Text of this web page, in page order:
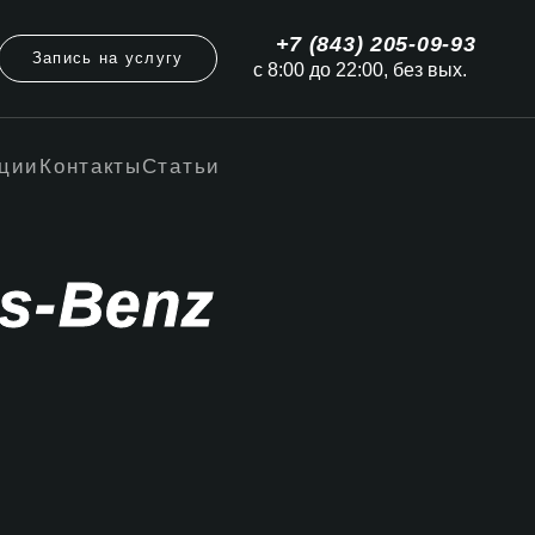
Запись на услугу
+7 (843) 205-09-93
с 8:00 до 22:00, без вых.
Контакты Статьи
Benz